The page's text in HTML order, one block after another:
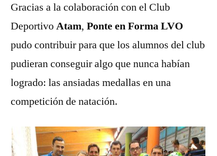
Gracias a la colaboración con el Club
DeportivoAtam, Ponte en Forma LVO
pudo contribuir para que los alumnos del club
pudieran conseguir algo que nunca habían
logrado: las ansiadas medallas en una
competición de natación.